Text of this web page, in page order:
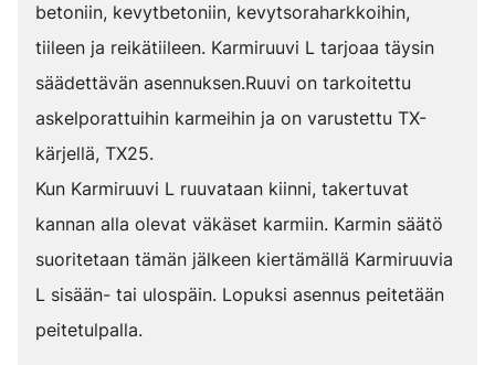
betoniin, kevytbetoniin, kevytsoraharkkoihin,
tiileen ja reikätiileen. Karmiruuvi L tarjoaa täysin
säädettävän asennuksen.Ruuvi on tarkoitettu
askelporattuihin karmeihin ja on varustettu TX-
kärjellä, TX25.
Kun Karmiruuvi L ruuvataan kiinni, takertuvat
kannan alla olevat väkäset karmiin. Karmin säätö
suoritetaan tämän jälkeen kiertämällä Karmiruuvia
L sisään- tai ulospäin. Lopuksi asennus peitetään
peitetulpalla.